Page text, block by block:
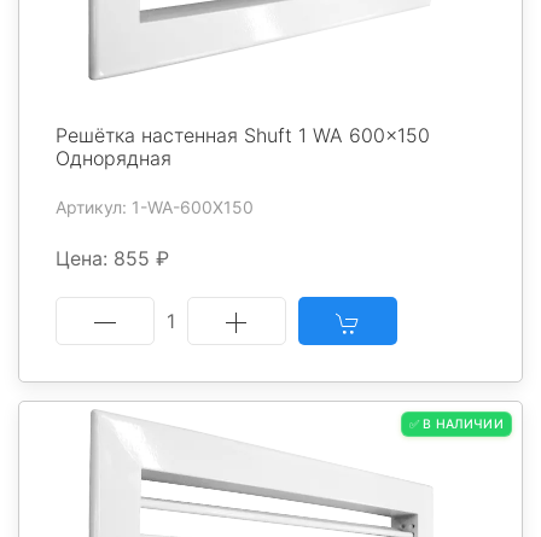
Решётка настенная Shuft 1 WA 600x150
Однорядная
Артикул: 1-WA-600X150
Цена: 855 ₽
1
✅ В НАЛИЧИИ